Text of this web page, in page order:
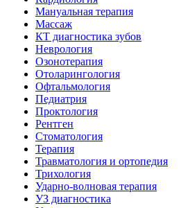
Мануальная терапия
Массаж
КТ диагностика зубов
Неврология
Озонотерапия
Отоларингология
Офтальмология
Педиатрия
Проктология
Рентген
Стоматология
Терапия
Травматология и ортопедия
Трихология
Ударно-волновая терапия
УЗ диагностика